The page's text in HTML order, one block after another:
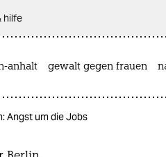
hilfe
anhalt gewalt gegen frauen
Angst um die Jobs